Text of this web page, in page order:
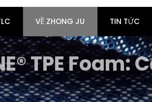
VỀ ZHONG JU TIN TỨC
TPE
Liong /